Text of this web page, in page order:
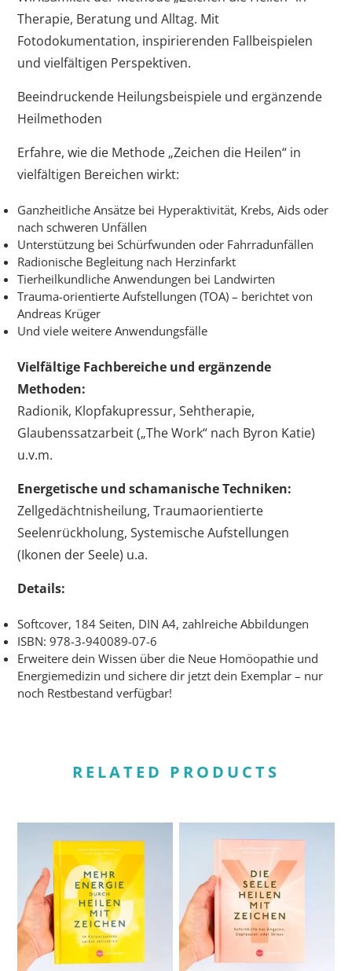
Therapie, Beratung und Alltag. Mit
Fotodokumentation, inspirierenden Fallbeispielen
und vielfältigen Perspektiven.
Beeindruckende Heilungsbeispiele und ergänzende
Heilmethoden
Erfahre, wie die Methode „Zeichen die Heilen“ in
vielfältigen Bereichen wirkt:
Ganzheitliche Ansätze bei Hyperaktivität, Krebs, Aids oder
nach schweren Unfällen
Unterstützung bei Schürfwunden oder Fahrradunfällen
Radionische Begleitung nach Herzinfarkt
Tierheilkundliche Anwendungen bei Landwirten
Trauma-orientierte Aufstellungen (TOA) – berichtet von
Andreas Krüger
Und viele weitere Anwendungsfälle
Vielfältige Fachbereiche und ergänzende
Methoden:
Radionik, Klopfakupressur, Sehtherapie,
Glaubenssatzarbeit („The Work“ nach Byron Katie)
u.v.m.
Energetische und schamanische Techniken:
Zellgedächtnisheilung, Traumaorientierte
Seelenrückholung, Systemische Aufstellungen
(Ikonen der Seele) u.a.
Details:
Softcover, 184 Seiten, DIN A4, zahlreiche Abbildungen
ISBN: 978-3-940089-07-6
Erweitere dein Wissen über die Neue Homöopathie und
Energiemedizin und sichere dir jetzt dein Exemplar – nur
noch Restbestand verfügbar!
RELATED PRODUCTS